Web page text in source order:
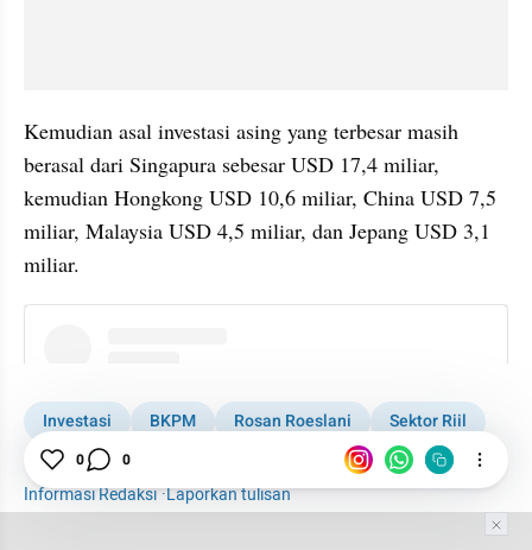
Kemudian asal investasi asing yang terbesar masih
berasal dari Singapura sebesar USD 17,4 miliar,
kemudian Hongkong USD 10,6 miliar, China USD 7,5
miliar, Malaysia USD 4,5 miliar, dan Jepang USD 3,1
miliar.
Investasi BKPM Rosan Roeslani
Sektor Riil
Hilirisasi
Informasi Redaksi·Laporkan tulisan
0 0